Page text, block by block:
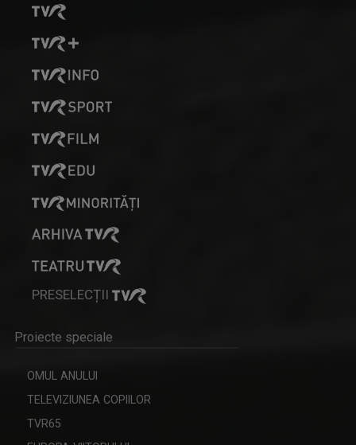
REMIX
De 25 de ani, „Remix” propune tururi ghidate ...
PRESELECȚII
Proiecte speciale
OMUL ANULUI
TELEVIZIUNEA COPIILOR
TVR65